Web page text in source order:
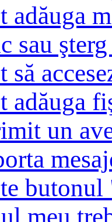
adăuga
sau
să
adăuga
un
meu